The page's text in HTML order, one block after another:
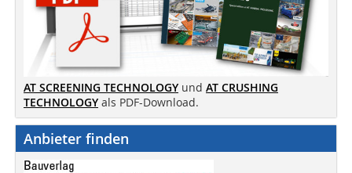
AT SCREENING TECHNOLOGY und AT CRUSHING
TECHNOLOGY als PDF-Download.
Anbieter finden